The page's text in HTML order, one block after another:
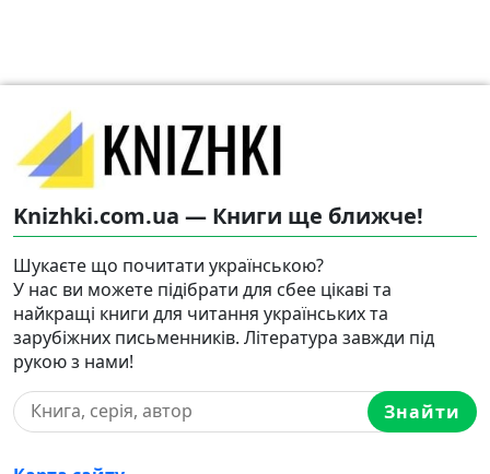
Knizhki.com.ua — Книги ще ближче!
Шукаєте що почитати українською?
У нас ви можете підібрати для сбее цікаві та
найкращі книги для читання українських та
зарубіжних письменників. Література завжди під
рукою з нами!
Знайти